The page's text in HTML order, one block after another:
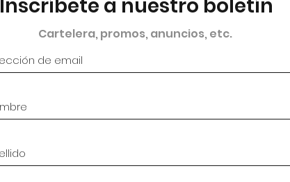
Inscríbete a nuestro boletín
Cartelera, promos, anuncios, etc.